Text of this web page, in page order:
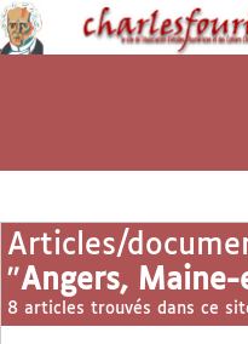
Articles/
"Angers,
8 articles trouvés dans ce